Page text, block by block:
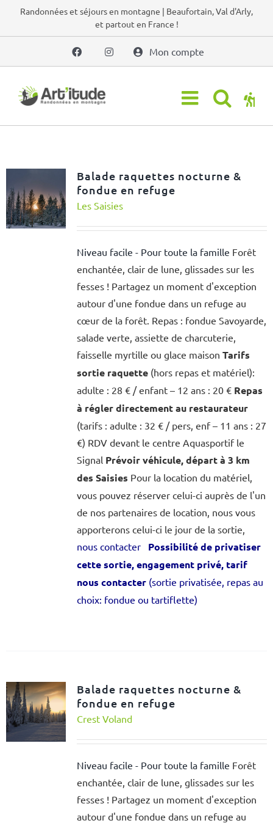
PasserRandonnées et séjours en montagne | Beaufortain, Val d'Arly,
et partout en France !
Mon compte
Balade raquettes nocturne &
fondue en refuge
Les Saisies
Niveau facile - Pour toute la famille Forêt
enchantée, clair de lune, glissades sur les
fesses ! Partagez un moment d'exception
autour d'une fondue dans un refuge au
cœur de la forêt. Repas : fondue Savoyarde,
salade verte, assiette de charcuterie,
faisselle myrtille ou glace maison Tarifs
sortie raquette (hors repas et matériel):
adulte : 28 € / enfant – 12 ans : 20 € Repas
à régler directement au restaurateur
(tarifs : adulte : 32 € / pers, enf – 11 ans : 27
€) RDV devant le centre Aquasportif le
Signal Prévoir véhicule, départ à 3 km
des Saisies Pour la location du matériel,
vous pouvez réserver celui-ci auprès de l'un
de nos partenaires de location, nous vous
apporterons celui-ci le jour de la sortie,
nous contacter
Possibilité de privatiser
cette sortie, engagement privé, tarif
nous contacter (sortie privatisée, repas au
choix: fondue ou tartiflette)
Balade raquettes nocturne &
fondue en refuge
Crest Voland
Niveau facile - Pour toute la famille Forêt
enchantée, clair de lune, glissades sur les
fesses ! Partagez un moment d'exception
autour d'une fondue dans un refuge au